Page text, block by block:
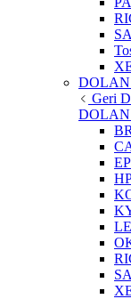
DOLAN
Geri
DOLAN